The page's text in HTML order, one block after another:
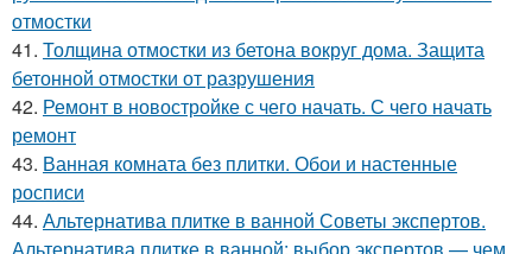
отмостки
41. Толщина отмостки из бетона вокруг дома. Защита
бетонной отмостки от разрушения
42. Ремонт в новостройке с чего начать. С чего начать
ремонт
43. Ванная комната без плитки. Обои и настенные
росписи
44. Альтернатива плитке в ванной Советы экспертов.
Альтернатива плитке в ванной: выбор экспертов — чем